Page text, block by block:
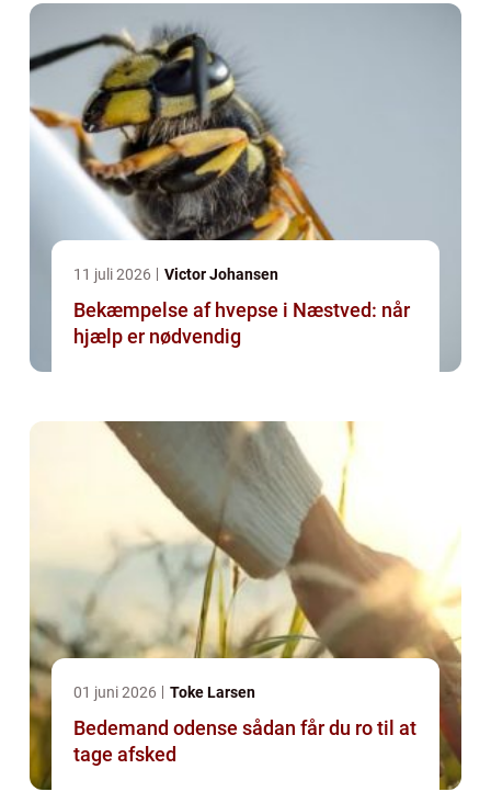
11 juli 2026 Victor Johansen
Bekæmpelse af hvepse i Næstved: når
hjælp er nødvendig
01 juni 2026 Toke Larsen
Bedemand odense sådan får du ro til at
tage afsked